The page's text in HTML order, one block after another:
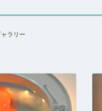
ラリー